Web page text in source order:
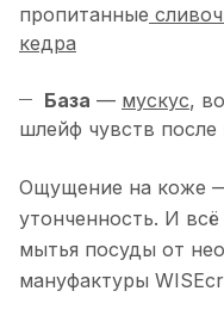
пропитанные
кедра
База — мускус,
шлейф чувств
Ощущение на коже
утонченность. И
мытья посуды от
мануфактуры